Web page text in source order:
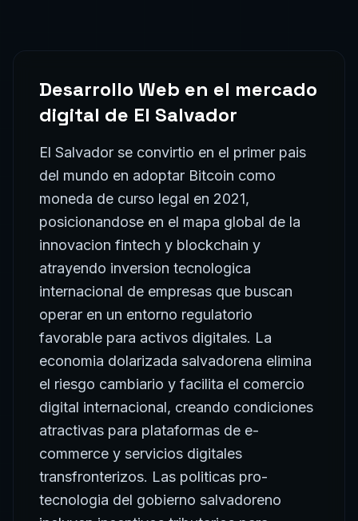
Desarrollo Web en el mercado
digital de El Salvador
El Salvador se convirtio en el primer pais
del mundo en adoptar Bitcoin como
moneda de curso legal en 2021,
posicionandose en el mapa global de la
innovacion fintech y blockchain y
atrayendo inversion tecnologica
internacional de empresas que buscan
operar en un entorno regulatorio
favorable para activos digitales. La
economia dolarizada salvadorena elimina
el riesgo cambiario y facilita el comercio
digital internacional, creando condiciones
atractivas para plataformas de e-
commerce y servicios digitales
transfronterizos. Las politicas pro-
tecnologia del gobierno salvadoreno